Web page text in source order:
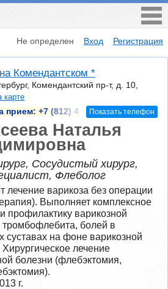
Не определен Вход Регистрация
Комендантском *
Комендантский пр-т, д. 10,
карте
прием: +7 (812) 4 Показать телефон
Наталья
Сосудистый хирург,
Флеболог
лечение варикоза без операции
Выполняет комплексное
профилактику варикозной
тромбофлебита, болей в
суставах на фоне варикозной
Хирургическое лечение
болезни (флебэктомия,
г.